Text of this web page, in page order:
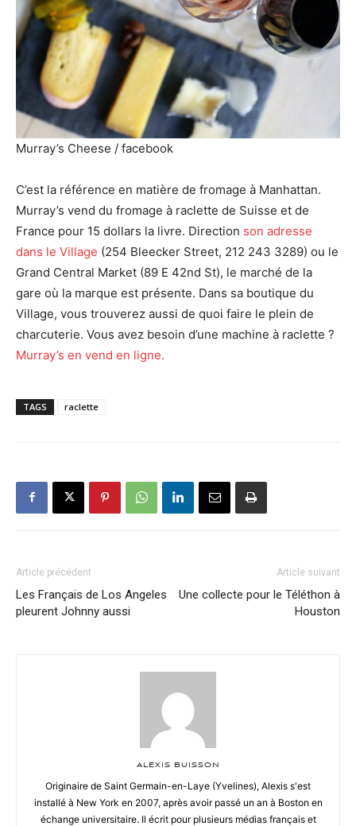
Murray’s Cheese / facebook
C’est la référence en matière de fromage à Manhattan.
Murray’s vend du fromage à raclette de Suisse et de
France pour 15 dollars la livre. Direction son adresse
dans le Village (254 Bleecker Street, 212 243 3289) ou le
Grand Central Market (89 E 42nd St), le marché de la
gare où la marque est présente. Dans sa boutique du
Village, vous trouverez aussi de quoi faire le plein de
charcuterie. Vous avez besoin d’une machine à raclette ?
Murray’s en vend en ligne.
TAGS raclette
Article précédent
Les Français de Los Angeles
pleurent Johnny aussi
Article suivant
Une collecte pour le Téléthon à
Houston
ALEXIS BUISSON
Originaire de Saint Germain-en-Laye (Yvelines), Alexis s'est
installé à New York en 2007, après avoir passé un an à Boston en
échange universitaire. Il écrit pour plusieurs médias français et